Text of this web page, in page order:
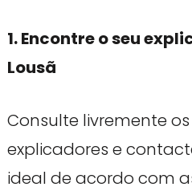
1. Encontre o seu
Lousã
Consulte livremente
explicadores e
ideal de acordo com